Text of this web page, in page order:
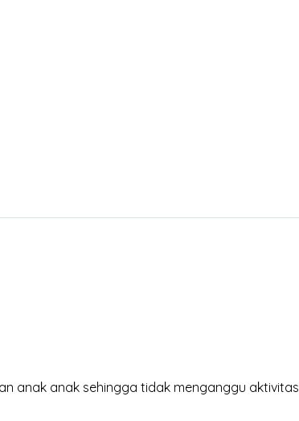
anak anak sehingga tidak menganggu aktivitas